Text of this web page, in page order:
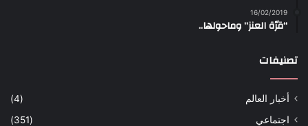
16/02/2019
“قرّة العنز” وماحولها..
تصنيفات
أخبار العالم
(4)
اجتماعي
(351)